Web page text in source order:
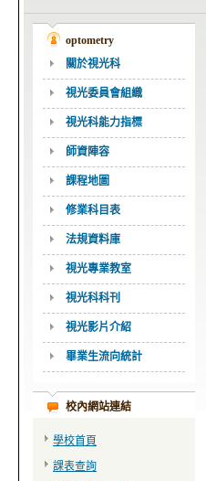
optometry
關於視光科
視光委員會組織
視光科能力指標
師資陣容
課程地圖
修業科目表
法規資料庫
視光專業教室
視光科科刊
視光影片介紹
畢業生流向統計
校內網站連結
學校首頁
課表查詢